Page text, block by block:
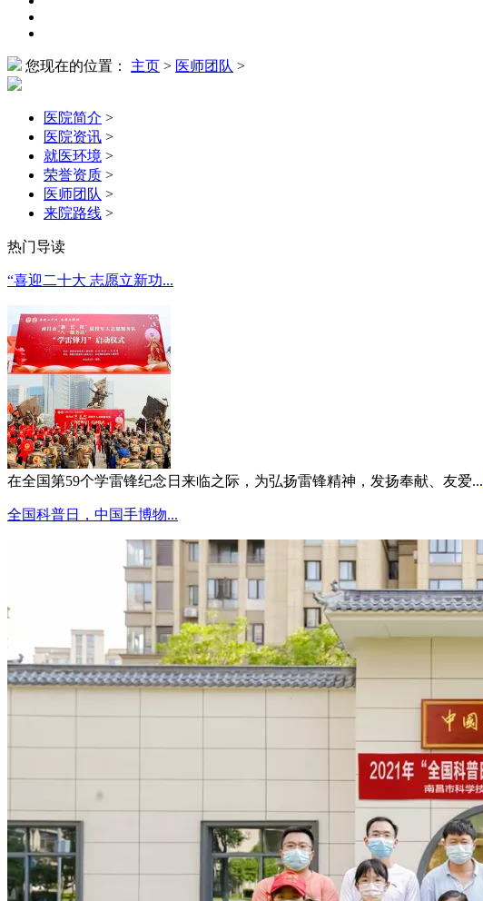
您现在的位置： 主页 > 医师团队 >
医院简介 >
医院资讯 >
就医环境 >
荣誉资质 >
医师团队 >
来院路线 >
热门导读
“喜迎二十大 志愿立新功...
在全国第59个学雷锋纪念日来临之际，为弘扬雷锋精神，发扬奉献、友爱...
全国科普日，中国手博物...